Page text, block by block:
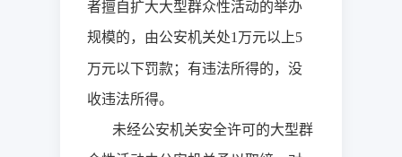
者擅自扩大大型群众性活动的举办
规模的，由公安机关处1 万元以上5
万元以下罚款；有违法所得的，没
收违法所得。
未经公安机关安全许可的大型群